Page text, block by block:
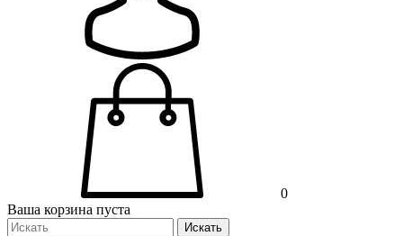
0
Ваша корзина пуста
Искать